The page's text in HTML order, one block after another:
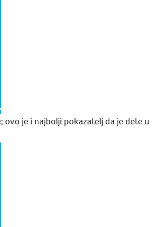
je i najbolji pokazatelj da je dete